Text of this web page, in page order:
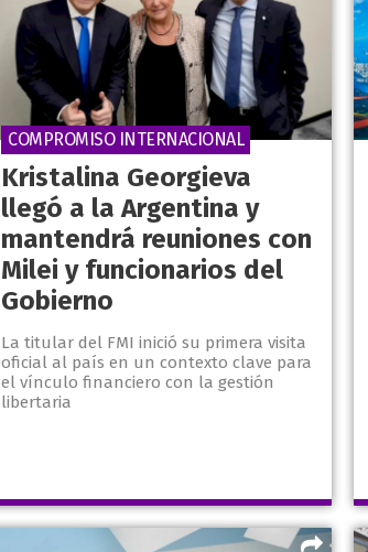
Kristalina Georgieva
llegó a la Argentina y
mantendrá reuniones con
Milei y funcionarios del
Gobierno
La titular del FMI inició su primera visita
oficial al país en un contexto clave para
el vínculo financiero con la gestión
libertaria
COMPROMISO INTERNACIONAL